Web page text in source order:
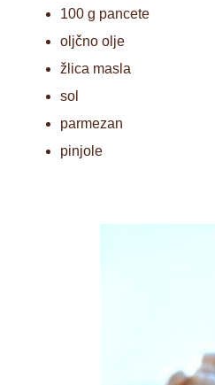
100 g pancete
oljčno olje
žlica masla
sol
parmezan
pinjole